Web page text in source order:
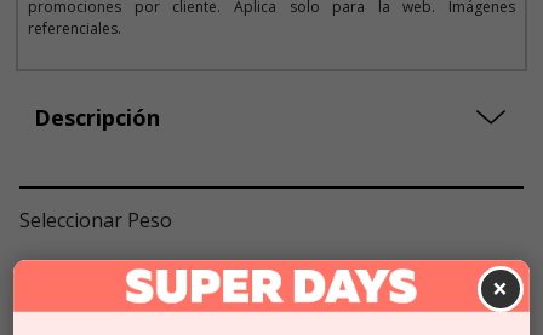
promociones por cliente. Aplica solo para la web. Imágenes
referenciales.
Descripción
Seleccionar Peso
10 KG
$2549 x KG
$29.990 $25.491×